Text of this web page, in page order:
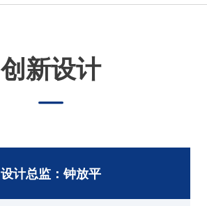
创新设计
设计总监：钟放平